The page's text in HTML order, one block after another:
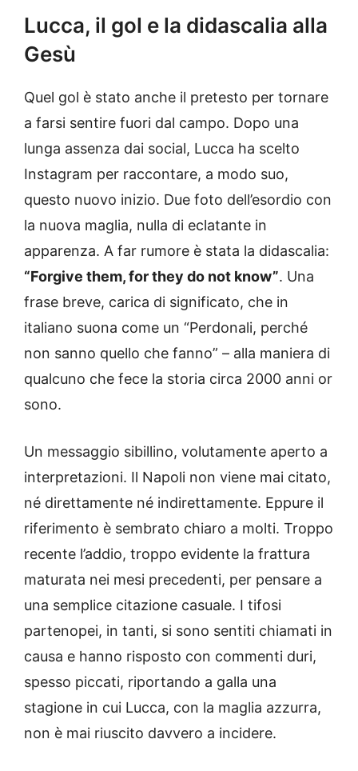
Lucca, il gol e la didascalia alla
Gesù
Quel gol è stato anche il pretesto per tornare
a farsi sentire fuori dal campo. Dopo una
lunga assenza dai social, Lucca ha scelto
Instagram per raccontare, a modo suo,
questo nuovo inizio. Due foto dell’esordio con
la nuova maglia, nulla di eclatante in
apparenza. A far rumore è stata la didascalia:
“Forgive them, for they do not know”. Una
frase breve, carica di significato, che in
italiano suona come un “Perdonali, perché
non sanno quello che fanno” – alla maniera di
qualcuno che fece la storia circa 2000 anni or
sono.
Un messaggio sibillino, volutamente aperto a
interpretazioni. Il Napoli non viene mai citato,
né direttamente né indirettamente. Eppure il
riferimento è sembrato chiaro a molti. Troppo
recente l’addio, troppo evidente la frattura
maturata nei mesi precedenti, per pensare a
una semplice citazione casuale. I tifosi
partenopei, in tanti, si sono sentiti chiamati in
causa e hanno risposto con commenti duri,
spesso piccati, riportando a galla una
stagione in cui Lucca, con la maglia azzurra,
non è mai riuscito davvero a incidere.